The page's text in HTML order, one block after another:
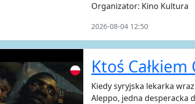
Organizator: Kino Kultura
2026-08-04 12:50
Ktoś Całkiem
Kiedy syryjska lekarka
Aleppo, jedna desperacka